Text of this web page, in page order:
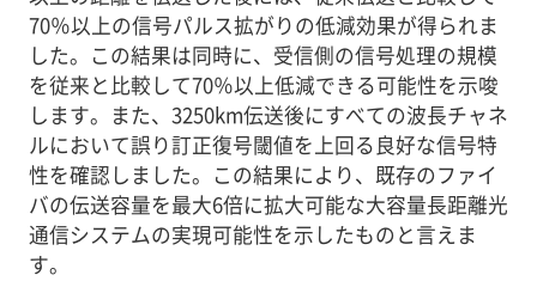
70％以上の信号パルス拡がりの低減効果が得られま
した。この結果は同時に、受信側の信号処理の規模
を従来と比較して70％以上低減できる可能性を示唆
します。また、3250km伝送後にすべての波長チャネ
ルにおいて誤り訂正復号閾値を上回る良好な信号特
性を確認しました。この結果により、既存のファイ
バの伝送容量を最大6倍に拡大可能な大容量長距離光
通信システムの実現可能性を示したものと言えま
す。